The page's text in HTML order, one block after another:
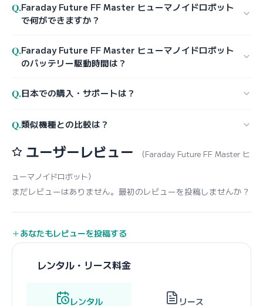
Q.Faraday Future FF Master ヒューマノイドロボット
で何ができますか？
Q.Faraday Future FF Master ヒューマノイドロボット
のバッテリー駆動時間は？
Q.日本での購入・サポートは？
Q.類似機種との比較は？
ユーザーレビュー
（Faraday Future FF Master ヒ
ューマノイドロボット）
まだレビューはありません。最初のレビューを投稿しませんか？
あなたもレビューを投稿する
レンタル・リース料金
レンタル リース